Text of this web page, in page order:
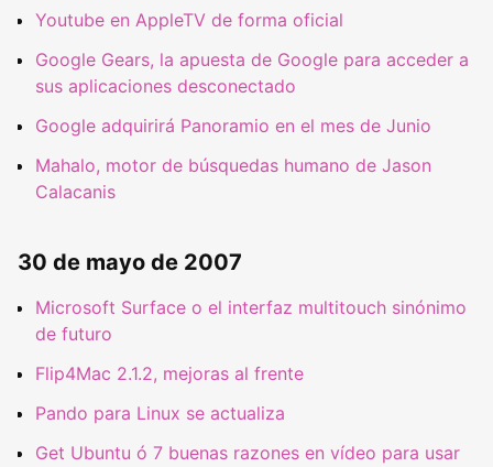
Youtube en AppleTV de forma oficial
Google Gears, la apuesta de Google para acceder a
sus aplicaciones desconectado
Google adquirirá Panoramio en el mes de Junio
Mahalo, motor de búsquedas humano de Jason
Calacanis
30 de mayo de 2007
Microsoft Surface o el interfaz multitouch sinónimo
de futuro
Flip4Mac 2.1.2, mejoras al frente
Pando para Linux se actualiza
Get Ubuntu ó 7 buenas razones en vídeo para usar